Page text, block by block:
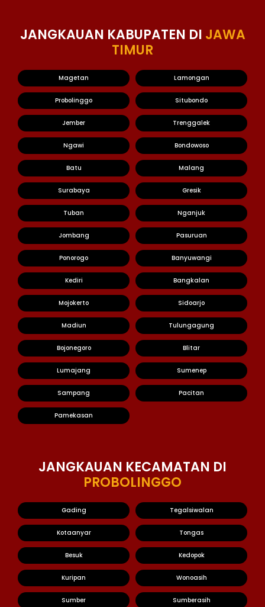
JANGKAUAN KABUPATEN DI JAWA
TIMUR
Magetan Lamongan
Probolinggo Situbondo
Jember Trenggalek
Ngawi Bondowoso
Batu Malang
Surabaya Gresik
Tuban Nganjuk
Jombang Pasuruan
Ponorogo Banyuwangi
Kediri Bangkalan
Mojokerto Sidoarjo
Madiun Tulungagung
Bojonegoro Blitar
Lumajang Sumenep
Sampang Pacitan
Pamekasan
JANGKAUAN KECAMATAN DI
PROBOLINGGO
Gading Tegalsiwalan
Kotaanyar Tongas
Besuk Kedopok
Kuripan Wonoasih
Sumber Sumberasih